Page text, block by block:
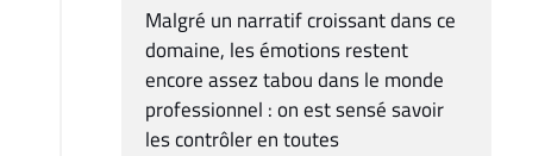
Malgré un narratif croissant dans ce
domaine, les émotions restent
encore assez tabou dans le monde
professionnel : on est sensé savoir
les contrôler en toutes